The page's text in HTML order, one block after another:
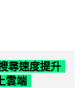
尋速度提升
雲端